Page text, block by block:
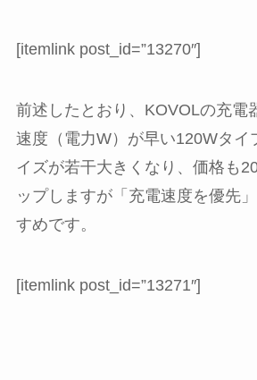
[itemlink post_id=”13270″]
前述したとおり、KOVOLの充電
速度（電力W）が早い120Wタイ
イズが若干大きくなり、価格も
ップしますが「充電速度を優先
すめです。
[itemlink post_id=”13271″]